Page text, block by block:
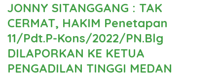
JONNY SITANGGANG : TAK
CERMAT, HAKIM Penetapan
11/Pdt.P-Kons/2022/PN.Blg
DILAPORKAN KE KETUA
PENGADILAN TINGGI MEDAN